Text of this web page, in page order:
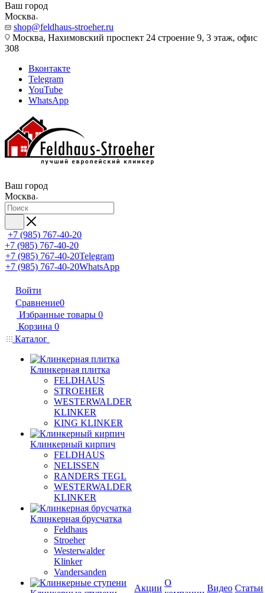
Ваш город
Москва
shop@feldhaus-stroeher.ru
Москва, Нахимовский проспект 24 строение 9, 3 этаж, офис
308
Вконтакте
Telegram
YouTube
WhatsApp
Ваш город
Москва
+7 (985) 767-40-20
+7 (985) 767-40-20
+7 (985) 767-40-20Telegram
+7 (985) 767-40-20WhatsApp
Войти
Сравнение0
Избранные товары 0
Корзина 0
Каталог
Клинкерная плитка
FELDHAUS
STROEHER
WESTERWALDER
KLINKER
KING KLINKER
Клинкерный кирпич
FELDHAUS
NELISSEN
RANDERS TEGL
WESTERWALDER
KLINKER
Клинкерная брусчатка
Feldhaus
Stroeher
Westerwalder
Klinker
Vandersanden
Акции
О
Видео Статьи